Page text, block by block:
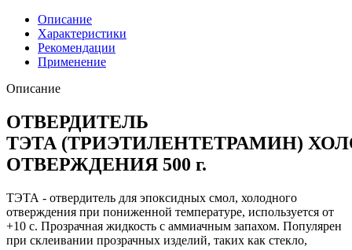
Описание
Характеристики
Рекомендации
Применение
Описание
ОТВЕРДИТЕЛЬ
ТЭТА (ТРИЭТИЛЕНТЕТРАМИН)
ОТВЕРЖДЕНИЯ 500 г.
ТЭТА - отвердитель для эпоксидных смол, холодного
отверждения при пониженной температуре, используется от
+10 с. Прозрачная жидкость с аммиачным запахом. Популярен
при склеивании прозрачных изделий, таких как стекло,